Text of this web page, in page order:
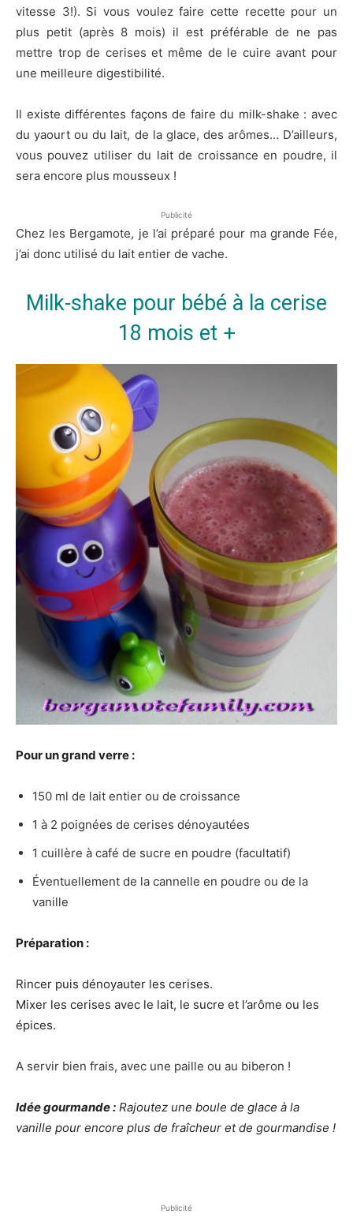
vitesse 3!). Si vous voulez faire cette recette pour un
plus petit (après 8 mois) il est préférable de ne pas
mettre trop de cerises et même de le cuire avant pour
une meilleure digestibilité.
Il existe différentes façons de faire du milk-shake : avec
du yaourt ou du lait, de la glace, des arômes… D’ailleurs,
vous pouvez utiliser du lait de croissance en poudre, il
sera encore plus mousseux !
Publicité
Chez les Bergamote, je l’ai préparé pour ma grande Fée,
j’ai donc utilisé du lait entier de vache.
Milk-shake pour bébé à la cerise
18 mois et +
Pour un grand verre :
150 ml de lait entier ou de croissance
1 à 2 poignées de cerises dénoyautées
1 cuillère à café de sucre en poudre (facultatif)
Éventuellement de la cannelle en poudre ou de la
vanille
Préparation :
Rincer puis dénoyauter les cerises.
Mixer les cerises avec le lait, le sucre et l’arôme ou les
épices.
A servir bien frais, avec une paille ou au biberon !
Idée gourmande : Rajoutez une boule de glace à la
vanille pour encore plus de fraîcheur et de gourmandise !
Publicité